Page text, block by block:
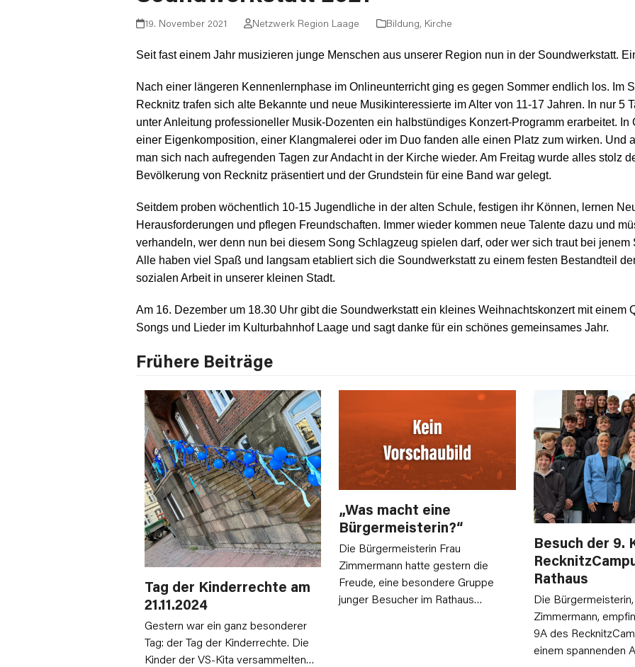
19. November 2021 Netzwerk Region Laage Bildung, Kirche
Seit fast einem Jahr musizieren junge Menschen aus unserer Region nun in der Soundwerkstatt.
Nach einer längeren Kennenlernphase im Onlineunterricht ging es gegen Sommer endlich los. Im
Recknitz trafen sich alte Bekannte und neue Musikinteressierte im Alter von 11-17 Jahren. In nur 5
unter Anleitung professioneller Musik-Dozenten ein halbstündiges Konzert-Programm erarbeitet. In
einer Eigenkomposition, einer Klangmalerei oder im Duo fanden alle einen Platz zum wirken. Und
man sich nach aufregenden Tagen zur Andacht in der Kirche wieder. Am Freitag wurde alles stolz
Bevölkerung von Recknitz präsentiert und der Grundstein für eine Band war gelegt.
Seitdem proben wöchentlich 10-15 Jugendliche in der alten Schule, festigen ihr Können, lernen N
Herausforderungen und pflegen Freundschaften. Immer wieder kommen neue Talente dazu und
verhandeln, wer denn nun bei diesem Song Schlagzeug spielen darf, oder wer sich traut bei jenem
Alle haben viel Spaß und langsam etabliert sich die Soundwerkstatt zu einem festen Bestandteil
sozialen Arbeit in unserer kleinen Stadt.
Am 16. Dezember um 18.30 Uhr gibt die Soundwerkstatt ein kleines Weihnachtskonzert mit einem
Songs und Lieder im Kulturbahnhof Laage und sagt danke für ein schönes gemeinsames Jahr.
Frühere Beiträge
Tag der Kinderrechte am
21.11.2024
Gestern war ein ganz besonderer
Tag: der Tag der Kinderrechte. Die
Kinder der VS-Kita versammelten…
„Was macht eine
Bürgermeisterin?“
Die Bürgermeisterin Frau
Zimmermann hatte gestern die
Freude, eine besondere Gruppe
junger Besucher im Rathaus…
Besuch der 9.
Rathaus
Die Bürgermeisterin,
Zimmermann,
9A des
einem spannenden